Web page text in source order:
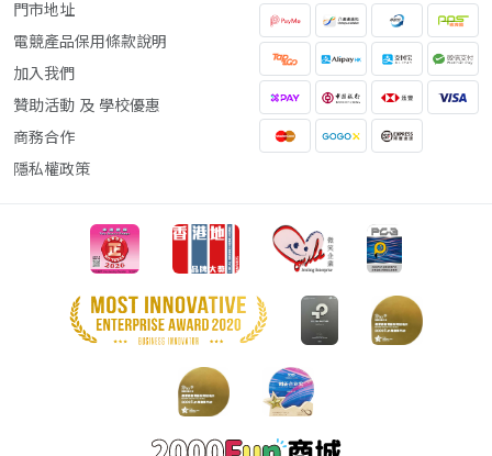
門市地址
電競產品保用條款說明
加入我們
贊助活動 及 學校優惠
商務合作
隱私權政策